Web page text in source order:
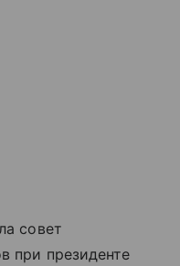
совет
при президенте